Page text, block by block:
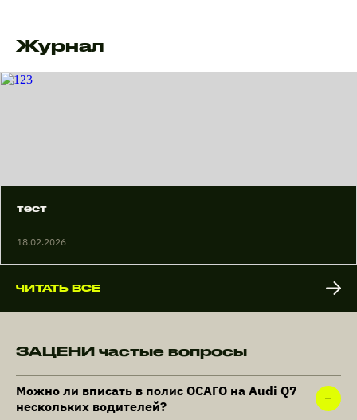
Журнал
тест
18.02.2026
ЧИТАТЬ ВСЕ
ЗАЦЕНИ частые вопросы
Можно ли вписать в полис ОСАГО на Audi Q7
нескольких водителей?